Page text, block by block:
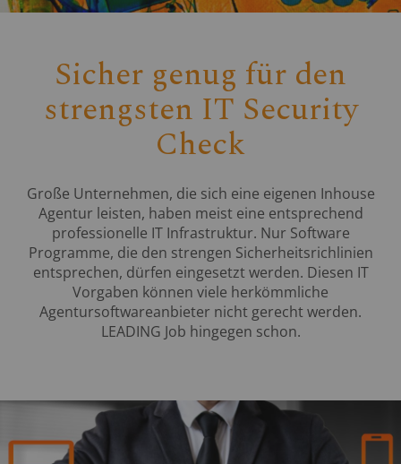
Sicher genug für den
strengsten IT Security
Check
Große Unternehmen, die sich eine eigenen Inhouse
Agentur leisten, haben meist eine entsprechend
professionelle IT Infrastruktur. Nur Software
Programme, die den strengen Sicherheitsrichlinien
entsprechen, dürfen eingesetzt werden. Diesen IT
Vorgaben können viele herkömmliche
Agentursoftwareanbieter nicht gerecht werden.
LEADING Job hingegen schon.